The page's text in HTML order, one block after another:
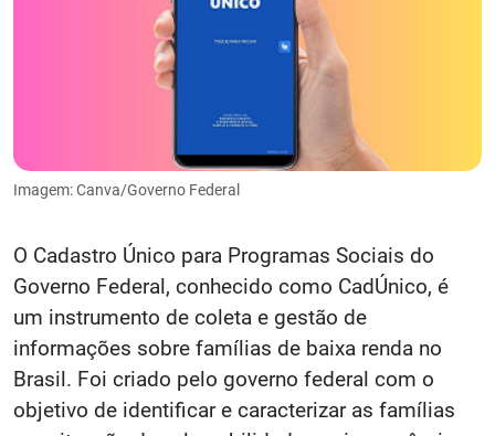
Imagem: Canva/Governo Federal
O Cadastro Único para Programas Sociais do
Governo Federal, conhecido como CadÚnico, é
um instrumento de coleta e gestão de
informações sobre famílias de baixa renda no
Brasil. Foi criado pelo governo federal com o
objetivo de identificar e caracterizar as famílias